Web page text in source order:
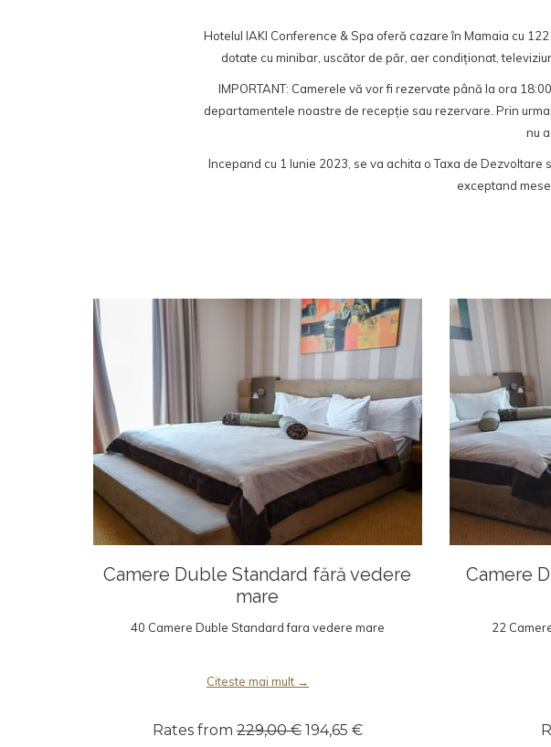
Hotelul IAKI Conference & Spa oferă cazare în Mamaia cu
dotate cu minibar, uscător de păr, aer condiționat,
IMPORTANT: Camerele vă vor fi rezervate până la ora
departamentele noastre de recepție sau rezervare. Prin
nu
Incepand cu 1 Iunie 2023, se va achita o Taxa de
exceptand
Camere Duble Standard fără vedere
mare
40 Camere Duble Standard fara vedere mare
Citeste mai mult
Rates from 229,00 € 194,65 €
Camere
22